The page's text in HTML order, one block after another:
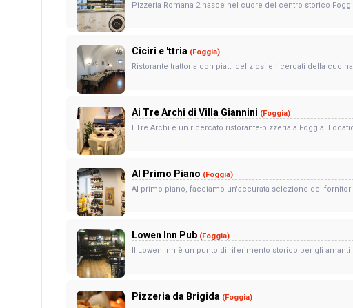
Pizzeria Romana 2 nasce nel cuore del centro storico
Ciciri e 'ttria (Foggia)
Ristorante trattoria con piatti deliziosi e ricercati della
Ai Tre Archi di Villa Giannini (Foggia)
I Tre Archi è un ricercato ristorante-pizzeria a Foggia.
Al Primo Piano (Foggia)
Al primo piano, facciamo un'accurata selezione dei
Lowen Inn Pub (Foggia)
Il Lowen Inn è un punto di riferimento storico per gli
Pizzeria da Brigida (Foggia)